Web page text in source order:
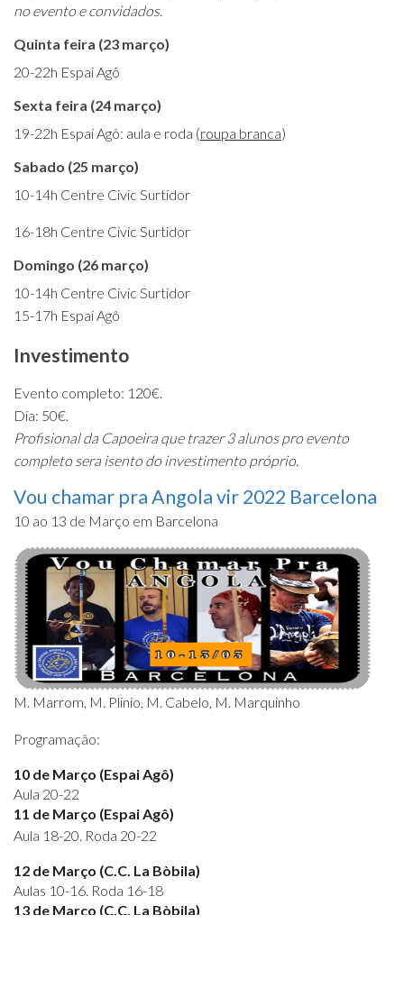
no evento e convidados.
Quinta feira (23 março)
20-22h Espai Agô
Sexta feira (24 março)
19-22h Espai Agô: aula e roda (roupa branca)
Sabado (25 março)
10-14h Centre Civic Surtidor
16-18h Centre Civic Surtidor
Domingo (26 março)
10-14h Centre Civic Surtidor
15-17h Espai Agô
Investimento
Evento completo: 120€.
Dia: 50€.
Profisional da Capoeira que trazer 3 alunos pro evento
completo sera isento do investimento próprio.
Vou chamar pra Angola vir 2022 Barcelona
10 ao 13 de Março em Barcelona
M. Marrom, M. Plinio, M. Cabelo, M. Marquinho
Programação:
10 de Março (Espai Agô)
Aula 20-22
11 de Março (Espai Agô)
Aula 18-20. Roda 20-22
12 de Março (C.C. La Bòbila)
Aulas 10-16. Roda 16-18
13 de Março (C.C. La Bòbila)